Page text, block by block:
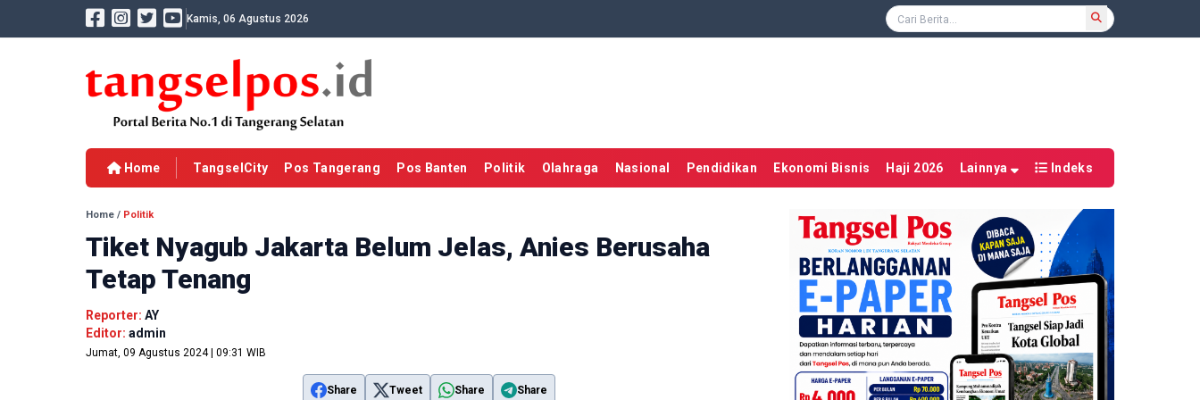
Kamis, 06 Agustus 2026
Home TangselCity Pos Tangerang Pos Banten Politik Olahraga Nasional Pendidikan Ekonomi Bisnis Haji 2026 Lainnya Indeks
Home / Politik
Tiket Nyagub Jakarta Belum Jelas, Anies Berusaha
Tetap Tenang
Reporter: AY
Editor: admin
Jumat, 09 Agustus 2024 | 09:31 WIB
Share Tweet Share Share